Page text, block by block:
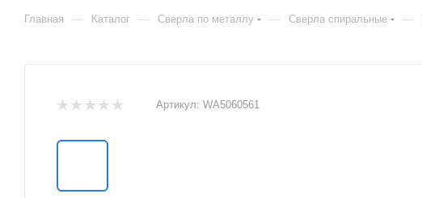
Главная — Каталог — Сверла по металлу — Сверла спиральные —
Артикул: WA5060561